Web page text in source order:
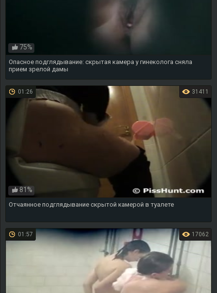
75%
Опасное подглядывание: скрытая камера у гинеколога сняла
прием зрелой дамы
31411
01:26
81%
Отчаянное подглядывание скрытой камерой в туалете
17062
01:57